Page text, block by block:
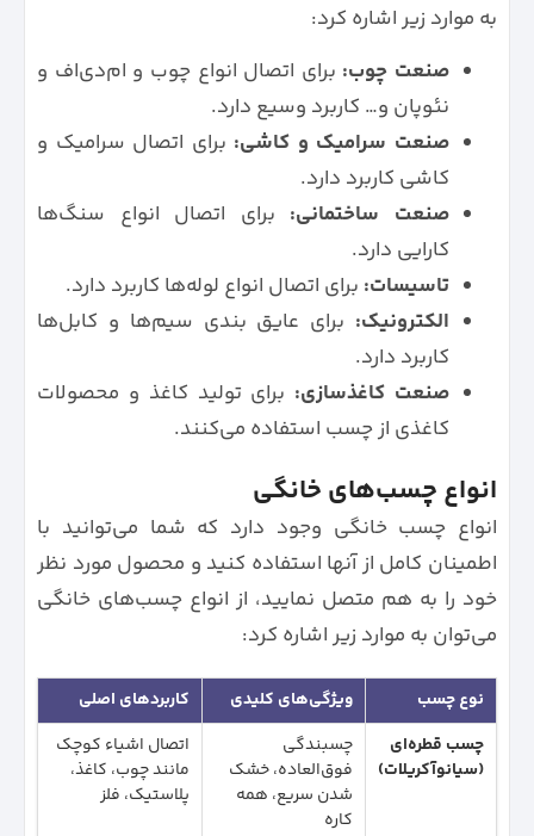
به موارد زیر اشاره کرد:
صنعت چوب: برای اتصال انواع چوب و ام‌دی‌اف و
نئوپان و… کاربرد وسیع دارد.
صنعت سرامیک و کاشی: برای اتصال سرامیک و
کاشی کاربرد دارد.
صنعت ساختمانی: برای اتصال انواع سنگ‌ها
کارایی دارد.
تاسیسات: برای اتصال انواع لوله‌ها کاربرد دارد.
الکترونیک: برای عایق بندی سیم‌ها و کابل‌ها
کاربرد دارد.
صنعت کاغذسازی: برای تولید کاغذ و محصولات
کاغذی از چسب استفاده می‌کنند.
انواع چسب‌های خانگی
انواع چسب خانگی وجود دارد که شما می‌توانید با
اطمینان کامل از آنها استفاده کنید و محصول مورد نظر
خود را به هم متصل نمایید، از انواع چسب‌های خانگی
می‌توان به موارد زیر اشاره کرد:
نوع چسب ویژگی‌های کلیدی
کاربردهای اصلی
چسب قطره‌ای
(سیانوآکریلات)
چسبندگی
فوق‌العاده، خشک
شدن سریع، همه
کاره
اتصال اشیاء کوچک
مانند چوب، کاغذ،
پلاستیک، فلز